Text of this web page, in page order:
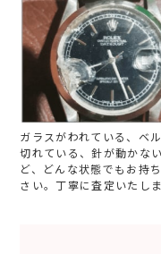
ガラスがわれている、ベ
切れている、針が動かな
ど、どんな状態でもお持
さい。丁寧に査定いたしま